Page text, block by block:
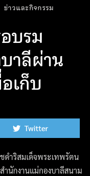
ข่าวและกิจกรรม
บรม
าลีผ่าน
เก็บ
Twitter
ดำริสมเด็จพระเทพรัตน
ำนักงานแม่กองบาลีสนาม